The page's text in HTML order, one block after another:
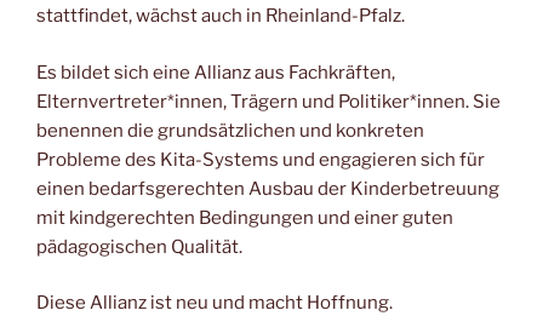
stattfindet, wächst auch in Rheinland-Pfalz.
Es bildet sich eine Allianz aus Fachkräften,
Elternvertreter*innen, Trägern und Politiker*innen. Sie
benennen die grundsätzlichen und konkreten
Probleme des Kita-Systems und engagieren sich für
einen bedarfsgerechten Ausbau der Kinderbetreuung
mit kindgerechten Bedingungen und einer guten
pädagogischen Qualität.
Diese Allianz ist neu und macht Hoffnung.